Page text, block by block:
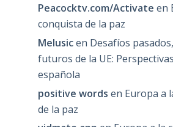
Peacocktv.com/Activate en
conquista de la paz
Melusicen Desafíos
futuros de la UE:
española
positive words en Europa a
de la paz